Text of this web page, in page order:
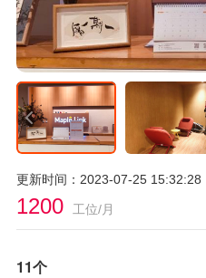
更新时间：2023-07-25 15:32:28
1200 工位/月
11个